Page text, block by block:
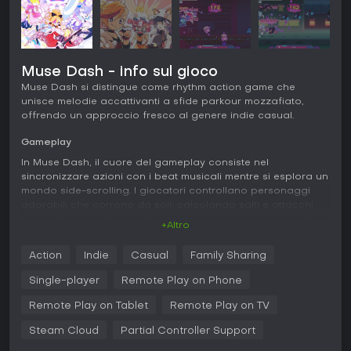
Muse Dash - info sul gioco
Muse Dash si distingue come rhythm action game che
unisce melodie accattivanti a sfide parkour mozzafiato,
offrendo un approccio fresco al genere indie casual.
Gameplay
In Muse Dash, il cuore del gameplay consiste nel
sincronizzare azioni con i beat musicali mentre si esplora un
mondo side-scrolling. I giocatori controllano personaggi
al centro, permettendo anche a chi non ha un timing
perfetto di avanzare schivando pericoli e creando combo.
boss che rispecchiano l'energia della traccia. La difficoltà
semplici a sequenze complesse che mettono alla prova
+Altro
Action Indie Casual Family Sharing
Single-player Remote Play on Phone
Remote Play on Tablet Remote Play on TV
Steam Cloud Partial Controller Support